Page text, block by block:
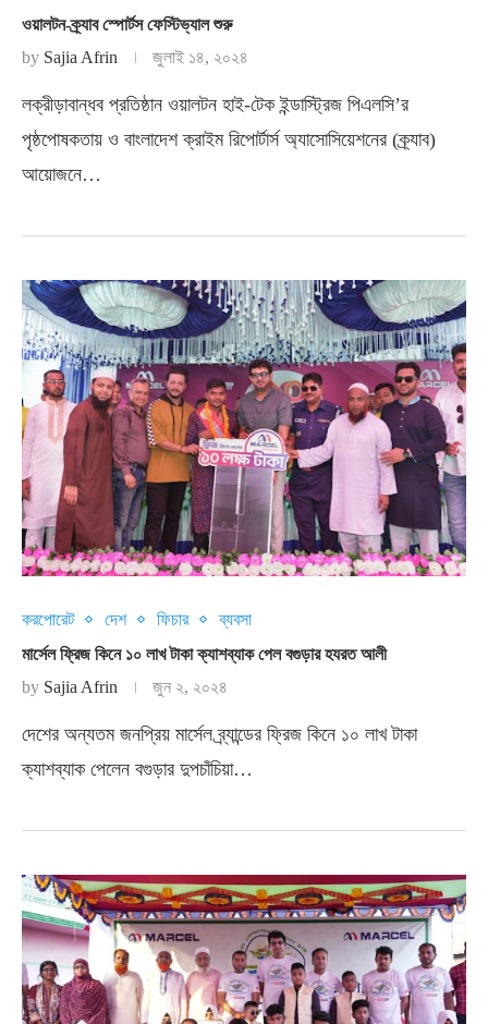
ওয়ালটন-ক্র্যাব স্পোর্টস ফেস্টিভ্যাল শুরু
by Sajia Afrin জুলাই ১৪, ২০২৪
লক্রীড়াবান্ধব প্রতিষ্ঠান ওয়ালটন হাই-টেক ইন্ডাস্ট্রিজ পিএলসি’র
পৃষ্ঠপোষকতায় ও বাংলাদেশ ক্রাইম রিপোর্টার্স অ্যাসোসিয়েশনের (ক্র্যাব)
আয়োজনে…
করপোরেট দেশ ফিচার
ব্যবসা
মার্সেল ফ্রিজ কিনে ১০ লাখ টাকা ক্যাশব্যাক পেল বগুড়ার হযরত আলী
by Sajia Afrin জুন ২, ২০২৪
দেশের অন্যতম জনপ্রিয় মার্সেল ব্র্যান্ডের ফ্রিজ কিনে ১০ লাখ টাকা
ক্যাশব্যাক পেলেন বগুড়ার দুপচাঁচিয়া…